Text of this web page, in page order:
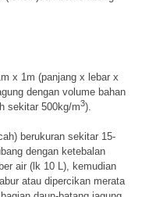
x 1m (panjang x lebar x
dengan volume bahan
sekitar 500kg/m3).
berukuran sekitar 15-
dengan ketebalan
air (lk 10 L), kemudian
atau dipercikan merata